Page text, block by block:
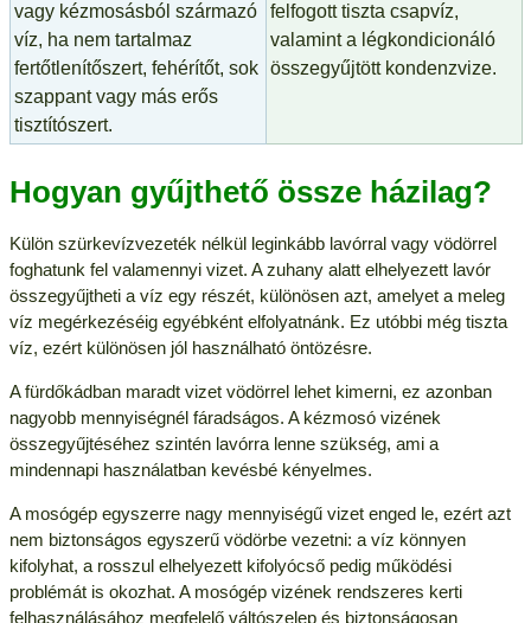
vagy kézmosásból származó
víz, ha nem tartalmaz
fertőtlenítőszert, fehérítőt, sok
szappant vagy más erős
tisztítószert.
felfogott tiszta csapvíz,
valamint a légkondicionáló
összegyűjtött kondenzvize.
Hogyan gyűjthető össze házilag?
Külön szürkevízvezeték nélkül leginkább lavórral vagy vödörrel
foghatunk fel valamennyi vizet. A zuhany alatt elhelyezett lavór
összegyűjtheti a víz egy részét, különösen azt, amelyet a meleg
víz megérkezéséig egyébként elfolyatnánk. Ez utóbbi még tiszta
víz, ezért különösen jól használható öntözésre.
A fürdőkádban maradt vizet vödörrel lehet kimerni, ez azonban
nagyobb mennyiségnél fáradságos. A kézmosó vizének
összegyűjtéséhez szintén lavórra lenne szükség, ami a
mindennapi használatban kevésbé kényelmes.
A mosógép egyszerre nagy mennyiségű vizet enged le, ezért azt
nem biztonságos egyszerű vödörbe vezetni: a víz könnyen
kifolyhat, a rosszul elhelyezett kifolyócső pedig működési
problémát is okozhat. A mosógép vizének rendszeres kerti
felhasználásához megfelelő váltószelep és biztonságosan